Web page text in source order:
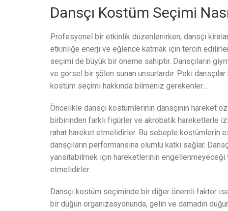
Dansçı Kostüm Seçimi
Profesyonel bir etkinlik düzenlenirken, dansçı
etkinliğe enerji ve eğlence katmak için tercih
seçimi de büyük bir öneme sahiptir. Dansçıların
ve görsel bir şölen sunan unsurlardır. Peki
kostüm seçimi hakkında bilmeniz gerekenler…
Öncelikle dansçı kostümlerinin dansçının hareket
birbirinden farklı figürler ve akrobatik hareketlerle
rahat hareket etmelidirler. Bu sebeple kostümlerin
dansçıların performansına olumlu katkı sağlar.
yansıtabilmek için hareketlerinin
etmelidirler.
Dansçı kostüm seçiminde bir diğer önemli faktör
bir düğün organizasyonunda, gelin ve damadın